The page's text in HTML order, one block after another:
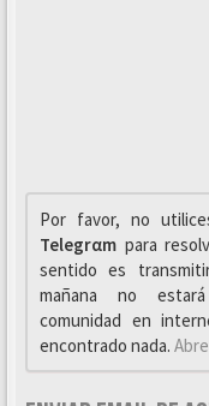
Por favor, no
Telegrαm para
sentido es
mañana no
comunidad en
encontrado nada.